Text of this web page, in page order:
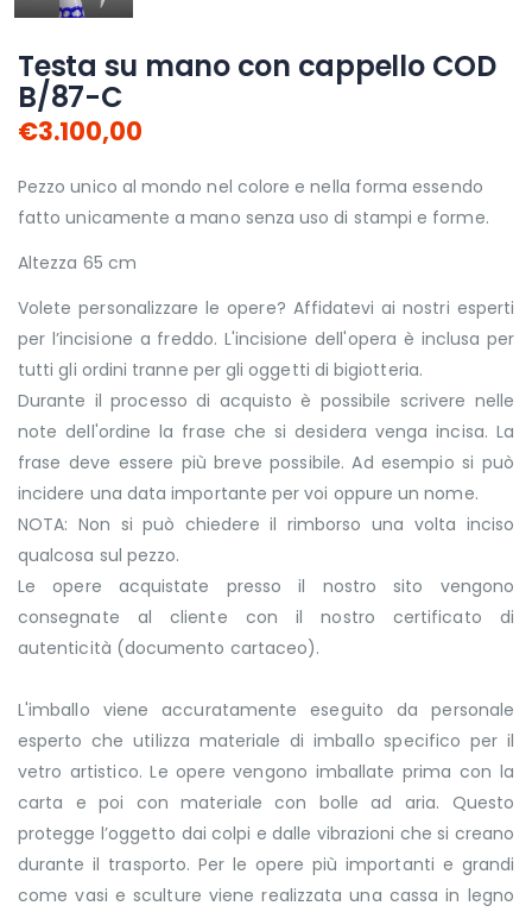
Testa su mano con cappello COD
B/87-C
€3.100,00
Pezzo unico al mondo nel colore e nella forma essendo
fatto unicamente a mano senza uso di stampi e forme.
Altezza 65 cm
Volete personalizzare le opere? Affidatevi ai nostri esperti
per l’incisione a freddo. L'incisione dell'opera è inclusa per
tutti gli ordini tranne per gli oggetti di bigiotteria.
Durante il processo di acquisto è possibile scrivere nelle
note dell'ordine la frase che si desidera venga incisa. La
frase deve essere più breve possibile. Ad esempio si può
incidere una data importante per voi oppure un nome.
NOTA: Non si può chiedere il rimborso una volta inciso
qualcosa sul pezzo.
Le opere acquistate presso il nostro sito vengono
consegnate al cliente con il nostro certificato di
autenticità (documento cartaceo).
L'imballo viene accuratamente eseguito da personale
esperto che utilizza materiale di imballo specifico per il
vetro artistico. Le opere vengono imballate prima con la
carta e poi con materiale con bolle ad aria. Questo
protegge l’oggetto dai colpi e dalle vibrazioni che si creano
durante il trasporto. Per le opere più importanti e grandi
come vasi e sculture viene realizzata una cassa in legno